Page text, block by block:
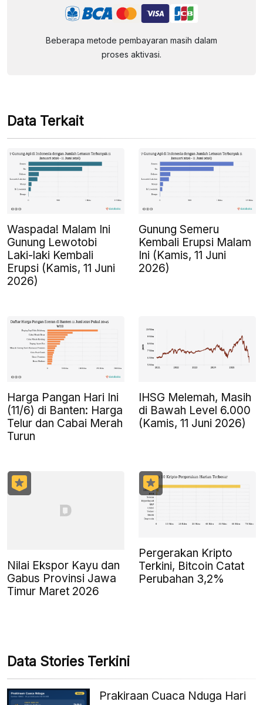
Beberapa metode pembayaran masih dalam
proses aktivasi.
Data Terkait
Waspada! Malam Ini
Gunung Lewotobi
Laki-laki Kembali
Erupsi (Kamis, 11 Juni
2026)
Gunung Semeru
Kembali Erupsi Malam
Ini (Kamis, 11 Juni
2026)
Harga Pangan Hari Ini
(11/6) di Banten: Harga
Telur dan Cabai Merah
Turun
IHSG Melemah, Masih
di Bawah Level 6.000
(Kamis, 11 Juni 2026)
Nilai Ekspor Kayu dan
Gabus Provinsi Jawa
Timur Maret 2026
Pergerakan Kripto
Terkini, Bitcoin Catat
Perubahan 3,2%
Data Stories Terkini
Prakiraan Cuaca Nduga Hari